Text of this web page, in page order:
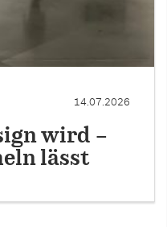
14.07.2026
wird –
lässt